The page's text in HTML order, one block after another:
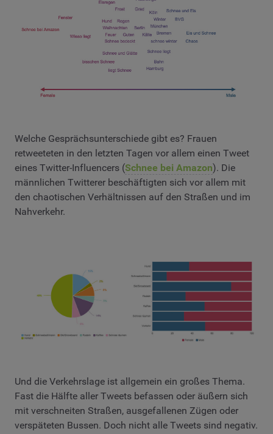
Welche Gesprächsunterschiede gibt es? Frauen
retweeteten in den letzten Tagen vor allem einen Tweet
eines Twitter-Influencers (Schnee bei Amazon). Die
männlichen Twitterer beschäftigten sich vor allem mit
den chaotischen Verhältnissen auf den Straßen und im
Nahverkehr.
Und die Verkehrslage ist allgemein ein großes Thema.
Fast die Hälfte aller Tweets befassen oder äußern sich
mit verschneiten Straßen, ausgefallenen Zügen oder
verspäteten Bussen. Doch nicht alle Tweets sind negativ.